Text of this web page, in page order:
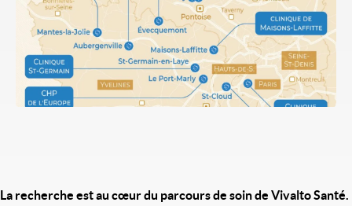
La recherche est au cœur du parcours de soin de Vivalto Santé.